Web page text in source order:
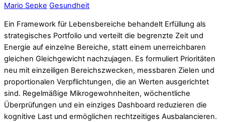
Mario Sepke Gesundheit
Ein Framework für Lebensbereiche behandelt Erfüllung als
strategisches Portfolio und verteilt die begrenzte Zeit und
Energie auf einzelne Bereiche, statt einem unerreichbaren
gleichen Gleichgewicht nachzujagen. Es formuliert Prioritäten
neu mit einzeiligen Bereichszwecken, messbaren Zielen und
proportionalen Verpflichtungen, die an Werten ausgerichtet
sind. Regelmäßige Mikrogewohnheiten, wöchentliche
Überprüfungen und ein einziges Dashboard reduzieren die
kognitive Last und ermöglichen rechtzeitiges Ausbalancieren.